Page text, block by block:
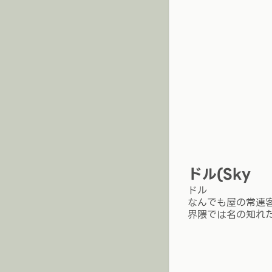
ドル(Sky
ドル
なんでも屋の常連